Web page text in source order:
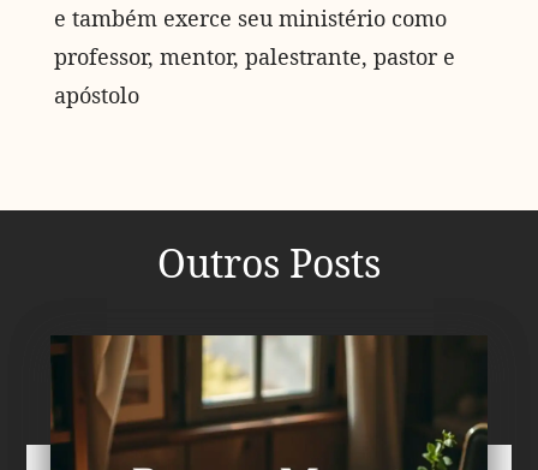
e também exerce seu ministério como
professor, mentor, palestrante, pastor e
apóstolo
Outros Posts